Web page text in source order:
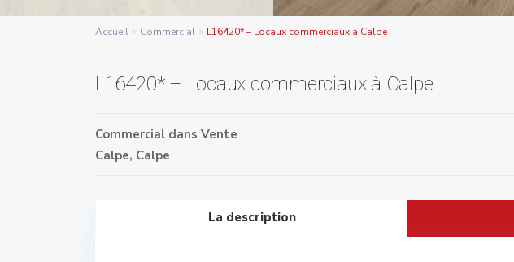
Accueil Commercial L16420* – Locaux commerciaux à Calpe
L16420* – Locaux commerciaux à Calpe
Commercial dans Vente
Calpe, Calpe
La description